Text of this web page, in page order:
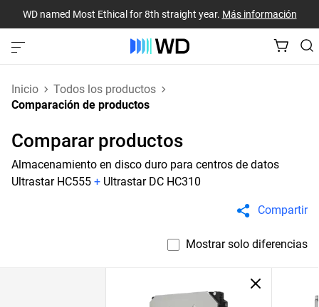
WD named Most Ethical for 8th straight year. Más información
Inicio
Todos los productos
Comparación de productos
Comparar productos
Almacenamiento en disco duro para centros de datos
Ultrastar HC555 + Ultrastar DC HC310
Compartir
Mostrar solo diferencias